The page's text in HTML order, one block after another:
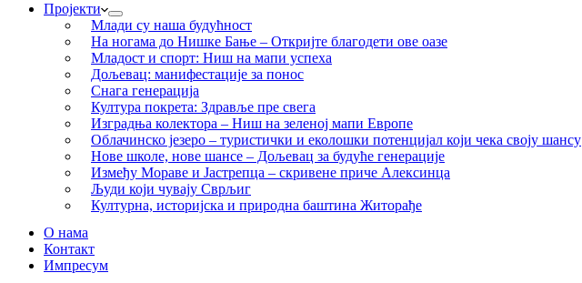
Пројекти
Млади су наша будућност
На ногама до Нишке Бање – Откријте благодети ове оазе
Младост и спорт: Ниш на мапи успеха
Дољевац: манифестације за понос
Снага генерација
Култура покрета: Здравље пре свега
Изградња колектора – Ниш на зеленој мапи Европе
Облачинско језеро – туристички и еколошки потенцијал који чека своју шансу
Нове школе, нове шансе – Дољевац за будуће генерације
Између Мораве и Јастрепца – скривене приче Алексинца
Људи који чувају Сврљиг
Културна, историјска и природна баштина Житорађе
О нама
Контакт
Импресум